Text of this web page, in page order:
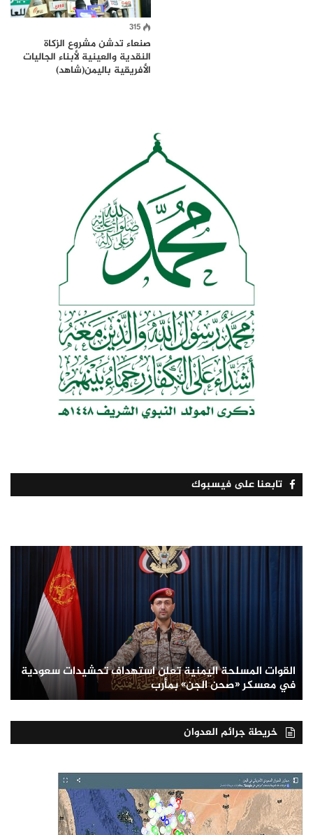
315
صنعاء تدشن مشروع الزكاة
النقدية والعينية لأبناء الجاليات
الأفريقية باليمن(شاهد)
تابعنا على فيسبوك
القوات المسلحة اليمنية تعلن استهداف تحشيدات سعودية
في معسكر «صحن الجن» بمأرب
خريطة جرائم العدوان